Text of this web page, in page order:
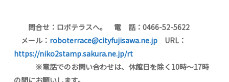
問合せ：ロボテラスへ。 電 話： 0466-52-5622
メール： roboterrace@cityfujisawa.ne.jp URL：
https://niko2stamp.sakura.ne.jp/rt
※電話でのお問い合わせは、 休館日を除く 10時～17時
の間にお願いします。